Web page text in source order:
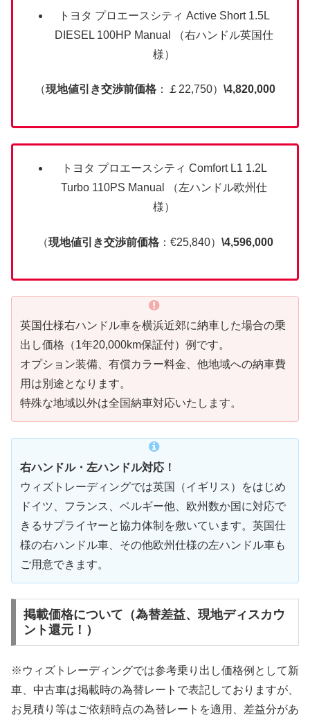
トヨタ プロエースシティ Active Short 1.5L
DIESEL 100HP Manual （右ハンドル英国仕
様）
（現地値引き交渉前価格 ：￡22,750） \4,820,000
トヨタ プロエースシティ Comfort L1 1.2L
Turbo 110PS Manual （左ハンドル欧州仕
様）
（現地値引き交渉前価格：€25,840） \4,596,000
英国仕様右ハンドル車を横浜近郊に納車した場合の乗
出し価格（1年20,000km保証付）例です。
オプション装備、有償カラー料金、他地域への納車費
用は別途となります。
特殊な地域以外は全国納車対応いたします。
右ハンドル・左ハンドル対応！
ウィズトレーディングでは英国（イギリス）をはじめ
ドイツ、フランス、ベルギー他、欧州数か国に対応で
きるサプライヤーと協力体制を敷いています。英国仕
様の右ハンドル車、その他欧州仕様の左ハンドル車も
ご用意できます。
掲載価格について（為替差益、現地ディスカウ
ント還元！）
※ウィズトレーディングでは参考乗り出し価格例として新
車、中古車は掲載時の為替レートで表記しておりますが、
お見積り等はご依頼時点の為替レートを適用、差益分があ